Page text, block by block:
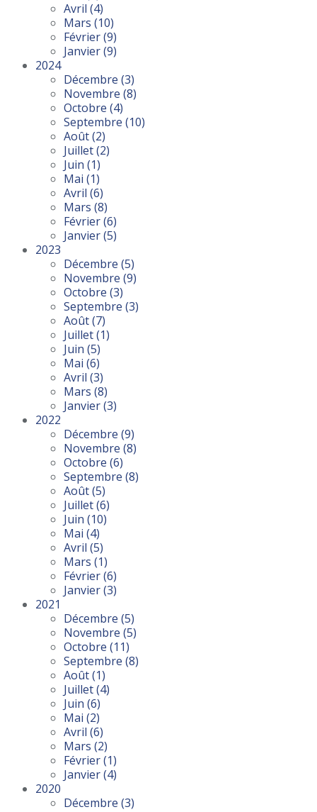
Avril (4)
Mars (10)
Février(9)
Janvier(9)
2024
Décembre (3)
Novembre (8)
Octobre (4)
Septembre (10)
Août(2)
Juillet(2)
Juin (1)
Mai (1)
Avril (6)
Mars (8)
Février(6)
Janvier(5)
2023
Décembre (5)
Novembre (9)
Octobre (3)
Septembre (3)
Août(7)
Juillet(1)
Juin (5)
Mai (6)
Avril (3)
Mars (8)
Janvier(3)
2022
Décembre (9)
Novembre (8)
Octobre (6)
Septembre (8)
Août(5)
Juillet(6)
Juin (10)
Mai (4)
Avril (5)
Mars (1)
Février(6)
Janvier(3)
2021
Décembre (5)
Novembre (5)
Octobre (11)
Septembre (8)
Août(1)
Juillet(4)
Juin (6)
Mai (2)
Avril (6)
Mars (2)
Février(1)
Janvier(4)
2020
Décembre (3)